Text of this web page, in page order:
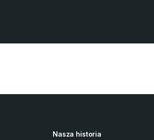
Nasza historia